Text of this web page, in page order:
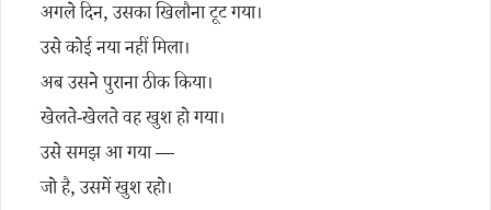
अगले दिन, उसका खिलौना टूट गया।
उसे कोई नया नहीं मिला।
अब उसने पुराना ठीक किया।
खेलते-खेलते वह खुश हो गया।
उसे समझ आ गया —
जो है, उसमें खुश रहो।